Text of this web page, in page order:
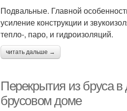
Подвальные. Главной
усиление конструкции и
тепло-, паро, и гидроизоляций.
читать дальше →
Перекрытия из бруса
брусовом доме